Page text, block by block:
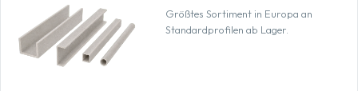
Größtes Sortiment in Europa an
Standardprofilen ab Lager.